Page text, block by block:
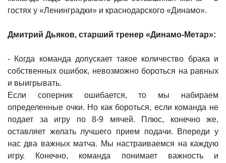
гостях у «Ленинградки» и краснодарского «Динамо».
Дмитрий Дьяков, старший тренер «Динамо-Метар»:
- Когда команда допускает такое количество брака и
собственных ошибок, невозможно бороться на равных
и выигрывать.
Если соперник ошибается, то мы набираем
определенные очки. Но как бороться, если команда не
подает за игру по 8-9 мячей. Плюс, конечно же,
оставляет желать лучшего прием подачи. Впереди у
нас два важных матча. Мы настраиваемся на каждую
игру. Конечно, команда понимает важность и